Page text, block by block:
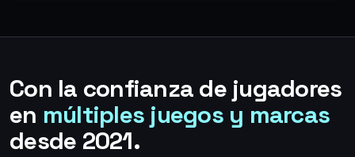
Con la confianza de jugadores
en múltiples juegos y marcas
desde 2021.